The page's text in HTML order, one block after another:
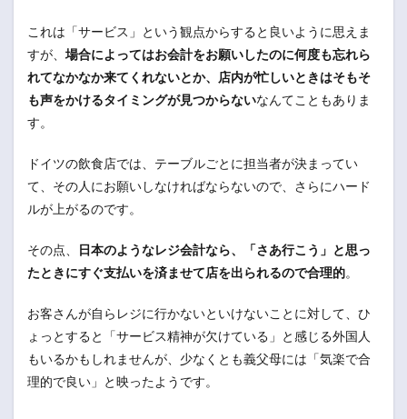
これは「サービス」という観点からすると良いように思えま
すが、 場合によってはお会計をお願いしたのに何度も忘れら
れてなかなか来てくれないとか、店内が忙しいときはそもそ
も声をかけるタイミングが見つからないなんてこともありま
す。
ドイツの飲食店では、テーブルごとに担当者が決まってい
て、その人にお願いしなければならないので、さらにハード
ルが上がるのです。
その点、
日本のようなレジ会計なら、「さあ行こう」と思っ
たときにすぐ支払いを済ませて店を出られるので合理的。
お客さんが自らレジに行かないといけないことに対して、ひ
ょっとすると「サービス精神が欠けている」と感じる外国人
もいるかもしれませんが、少なくとも義父母には「気楽で合
理的で良い」と映ったようです。